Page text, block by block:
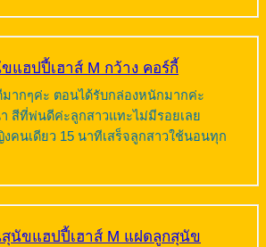
แฮปปี้เฮาส์ M กว้าง คอร์กี้
ากๆค่ะ ตอนได้รับกล่องหนักมากค่ะ
า สีที่พ่นดีค่ะลูกสาวแทะไม่มีรอยเลย
คนเดียว 15 นาทีเสร็จลูกสาวใช้นอนทุก
นัขแฮปปี้เฮาส์ M แฝดลูกสุนัข